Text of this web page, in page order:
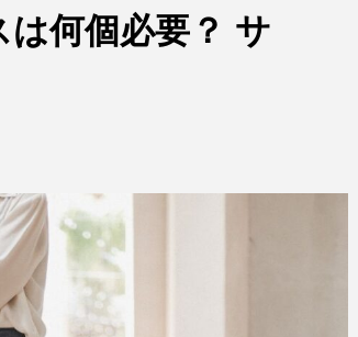
『プラダを着た悪魔』
ロケ地ガイド｜NY・パ
リの撮影地、見れる場
何個必要？ サ